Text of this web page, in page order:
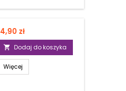
zł
 Dodaj do koszyka
Więcej